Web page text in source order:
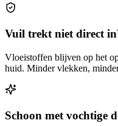
Vuil trekt niet direct in
Vloeistoffen blijven op het
huid. Minder vlekken,
Schoon met vochtige